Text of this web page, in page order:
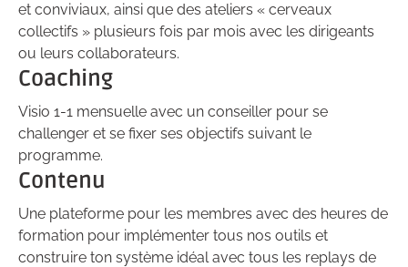
et conviviaux, ainsi que des ateliers « cerveaux
collectifs » plusieurs fois par mois avec les dirigeants
ou leurs collaborateurs.
Coaching
Visio 1-1 mensuelle avec un conseiller pour se
challenger et se fixer ses objectifs suivant le
programme.
Contenu
Une plateforme pour les membres avec des heures de
formation pour implémenter tous nos outils et
construire ton système idéal avec tous les replays de